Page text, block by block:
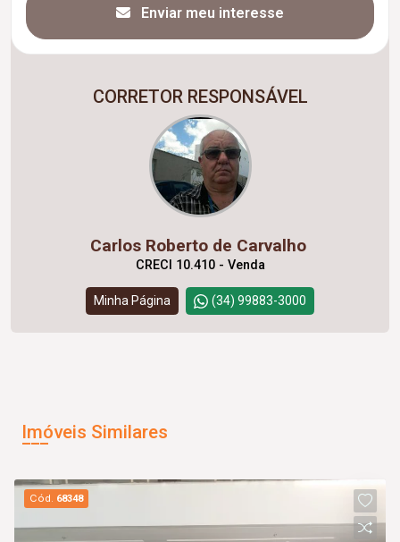
Enviar meu interesse
CORRETOR RESPONSÁVEL
Carlos Roberto de Carvalho
CRECI 10.410 - Venda
Minha Página (34) 99883-3000
Imóveis Similares
Cód. 68348